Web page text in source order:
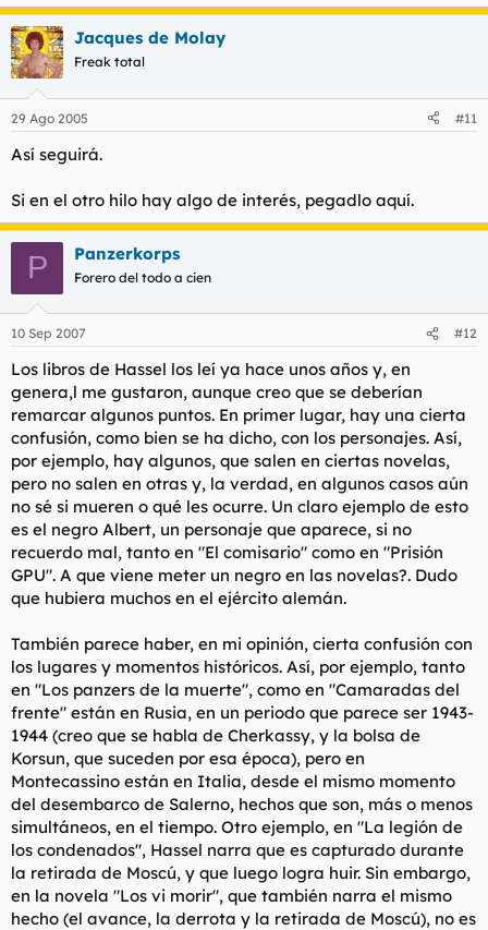
Jacques de Molay
Freak total
29 Ago 2005 #11
Así seguirá.
Si en el otro hilo hay algo de interés, pegadlo aquí.
P Panzerkorps
Forero del todo a cien
10 Sep 2007 #12
Los libros de Hassel los leí ya hace unos años y, en
genera,l me gustaron, aunque creo que se deberían
remarcar algunos puntos. En primer lugar, hay una cierta
confusión, como bien se ha dicho, con los personajes. Así,
por ejemplo, hay algunos, que salen en ciertas novelas,
pero no salen en otras y, la verdad, en algunos casos aún
no sé si mueren o qué les ocurre. Un claro ejemplo de esto
es el negro Albert, un personaje que aparece, si no
recuerdo mal, tanto en "El comisario" como en "Prisión
GPU". A que viene meter un negro en las novelas?. Dudo
que hubiera muchos en el ejército alemán.
También parece haber, en mi opinión, cierta confusión con
los lugares y momentos históricos. Así, por ejemplo, tanto
en "Los panzers de la muerte", como en "Camaradas del
frente" están en Rusia, en un periodo que parece ser 1943-
1944 (creo que se habla de Cherkassy, y la bolsa de
Korsun, que suceden por esa época), pero en
Montecassino están en Italia, desde el mismo momento
del desembarco de Salerno, hechos que son, más o menos
simultáneos, en el tiempo. Otro ejemplo, en "La legión de
los condenados", Hassel narra que es capturado durante
la retirada de Moscú, y que luego logra huir. Sin embargo,
en la novela "Los vi morir", que también narra el mismo
hecho (el avance, la derrota y la retirada de Moscú), no es